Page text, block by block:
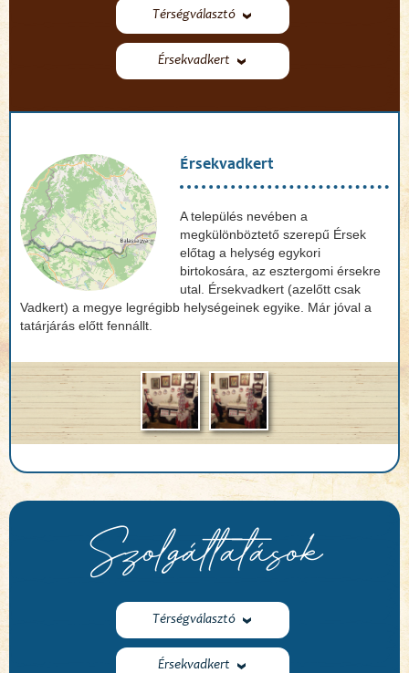
Térségválasztó
Érsekvadkert
Érsekvadkert
A település nevében a
megkülönböztető szerepű Érsek
előtag a helység egykori
birtokosára, az esztergomi érsekre
utal. Érsekvadkert (azelőtt csak
Vadkert) a megye legrégibb helységeinek egyike. Már jóval a
tatárjárás előtt fennállt.
Szolgáltatások
Térségválasztó
Érsekvadkert